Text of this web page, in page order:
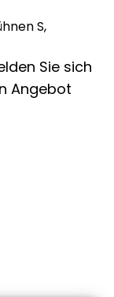
S,
Sie sich
Angebot